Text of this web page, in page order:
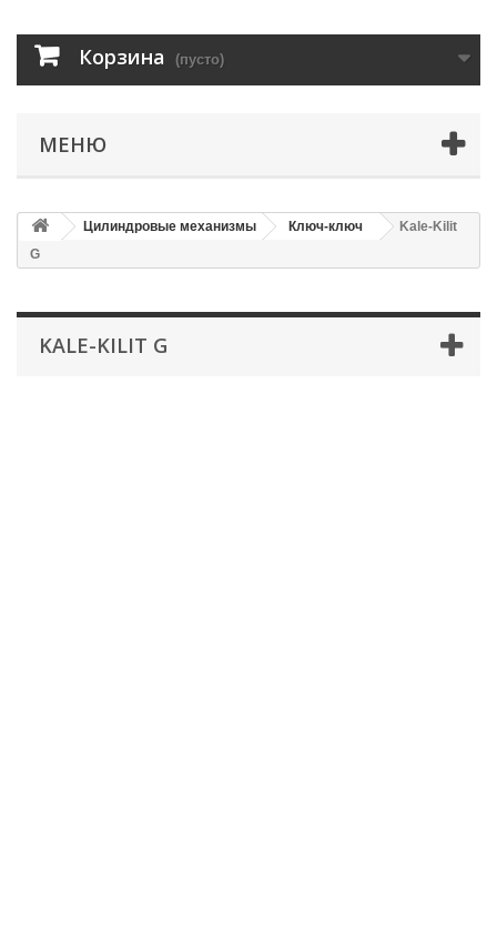
Корзина (пусто)
МЕНЮ
Цилиндровые механизмы Ключ-ключ
Kale-Kilit
G
KALE-KILIT G